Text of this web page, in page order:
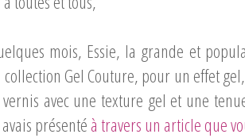
mois, Essie, la grande et
collection Gel Couture, pour un effet
vernis avec une texture gel et une
présentéà travers un article que